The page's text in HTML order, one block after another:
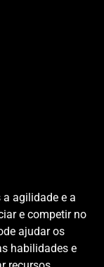
agilidade e a
e competir no
ajudar os
habilidades e